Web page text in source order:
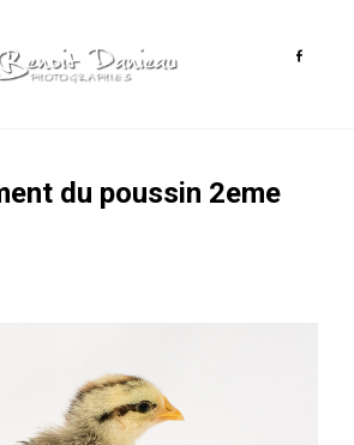
du poussin 2eme